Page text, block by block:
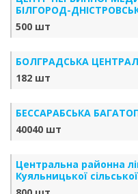
БІЛГОРОД-
500 шт
БОЛГРАДСЬКА
182 шт
БЕССАРАБСЬКА
40040 шт
Центральна районна
Куяльницької